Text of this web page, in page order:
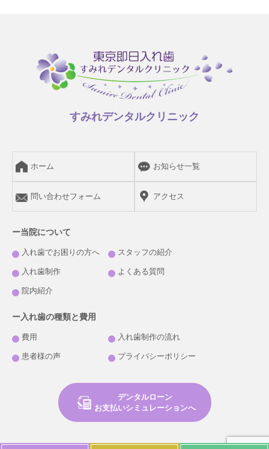
すみれデンタルクリニック
ホーム お知らせ一覧
問い合わせフォーム アクセス
ー当院について
入れ歯でお困りの方へ スタッフの紹介
入れ歯制作 よくある質問
院内紹介
ー入れ歯の種類と費用
費用 入れ歯制作の流れ
患者様の声 プライバシーポリシー
デンタルローン
お支払いシミュレーションへ